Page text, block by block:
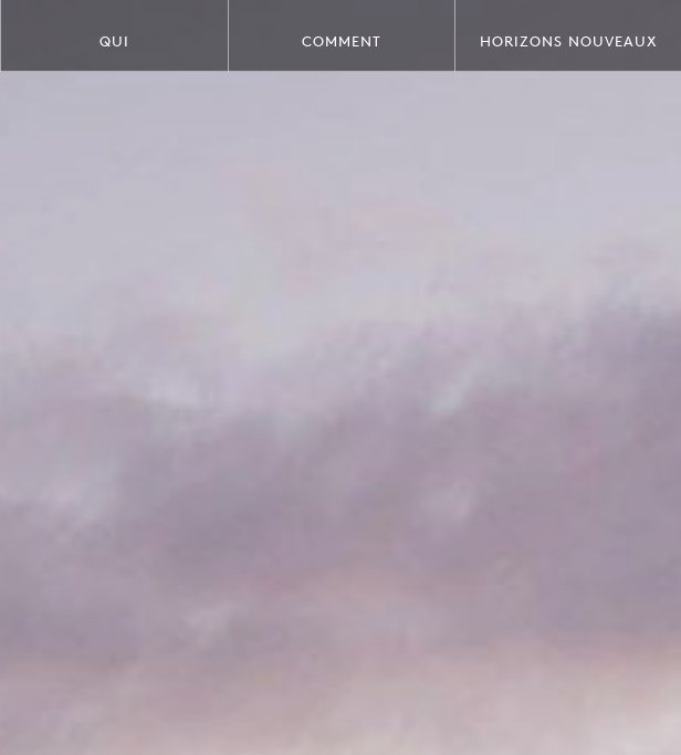
QUI COMMENT HORIZONS NOUVEAUX